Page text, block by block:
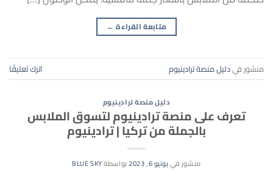
متابعة القراءة ←
منشور فيدليل منصة ترادينيوم اترك تعليقًا
دليل منصة ترادينيوم
تعرف على منصة ترادينيوم لتسوق الملابس
بالجملة من تركيا | ترادينيوم
منشور فييونيو 6, 2023 بواسطةBLUE SKY